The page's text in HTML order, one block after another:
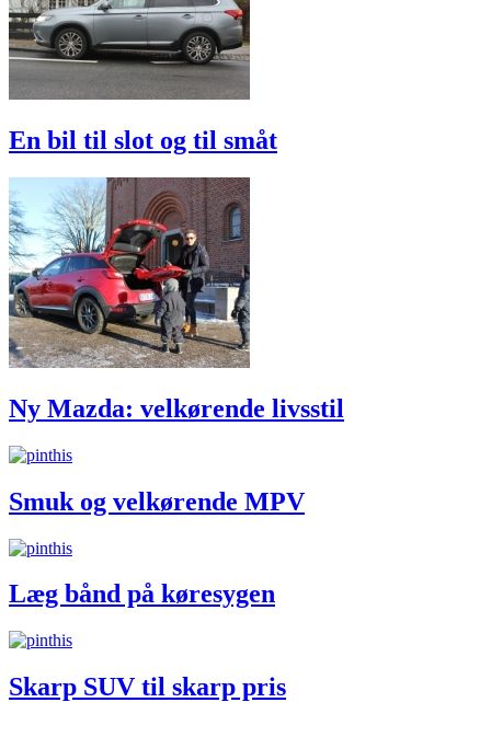
En bil til slot og til småt
Ny Mazda: velkørende livsstil
Smuk og velkørende MPV
Læg bånd på køresygen
Skarp SUV til skarp pris